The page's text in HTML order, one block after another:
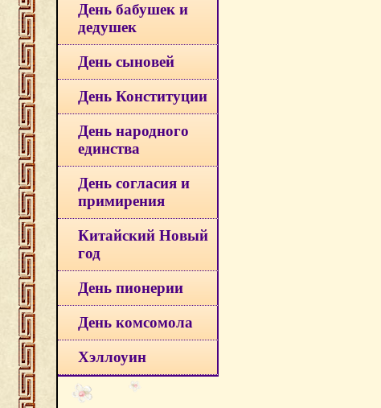
День бабушек и
дедушек
День сыновей
День Конституции
День народного
единства
День согласия и
примирения
Китайский Новый
год
День пионерии
День комсомола
Хэллоуин